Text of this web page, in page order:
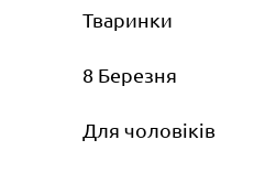
Тваринки
8 Березня
Для чоловіків